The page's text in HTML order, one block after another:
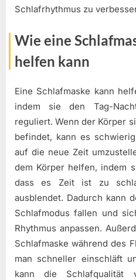
Schlafrhythmus zu
Wie eine
helfen kann
Eine Schlafmaske kann
indem sie den Tag-
reguliert. Wenn der Körper
befindet, kann es
auf die neue Zeit
dem Körper helfen, indem
dass es Zeit ist zu
ausblendet. Dadurch kann
Schlafmodus fallen und
Rhythmus anpassen.
Schlafmaske während des
man schneller einschläft
kann die Schlafqualität